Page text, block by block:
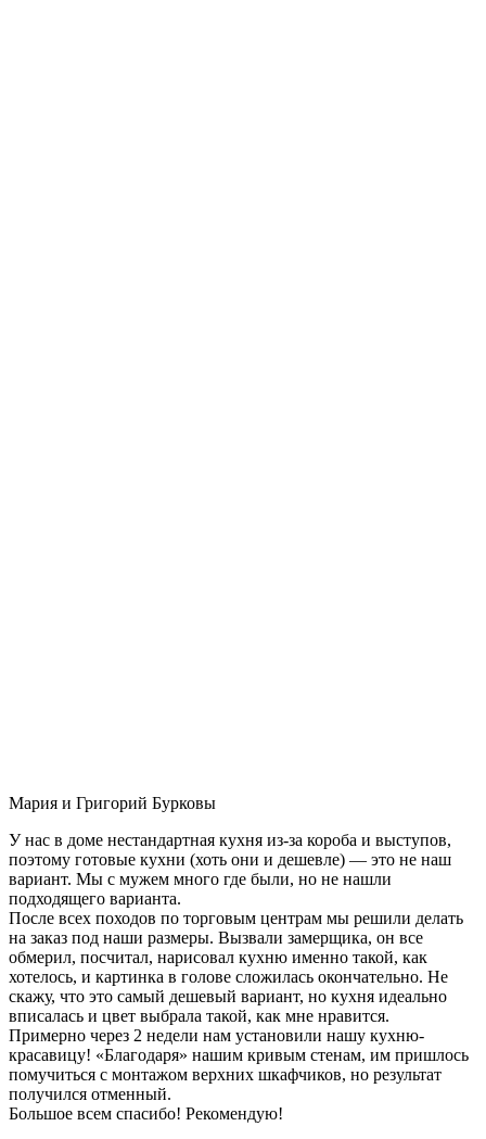
Мария и Григорий Бурковы
У нас в доме нестандартная кухня из-за короба и выступов,
поэтому готовые кухни (хоть они и дешевле) — это не наш
вариант. Мы с мужем много где были, но не нашли
подходящего варианта.
После всех походов по торговым центрам мы решили делать
на заказ под наши размеры. Вызвали замерщика, он все
обмерил, посчитал, нарисовал кухню именно такой, как
хотелось, и картинка в голове сложилась окончательно. Не
скажу, что это самый дешевый вариант, но кухня идеально
вписалась и цвет выбрала такой, как мне нравится.
Примерно через 2 недели нам установили нашу кухню-
красавицу! «Благодаря» нашим кривым стенам, им пришлось
помучиться с монтажом верхних шкафчиков, но результат
получился отменный.
Большое всем спасибо! Рекомендую!